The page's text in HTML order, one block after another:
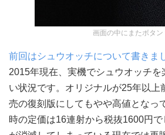
画面の中にまたボタン
前回はシュウオッチについて書きま
2015年現在、実機でシュウオッチを
い状況です。オリジナルが25年以上
売の復刻版にしてもやや高値となっ
時の定価は16連射から税抜1600円